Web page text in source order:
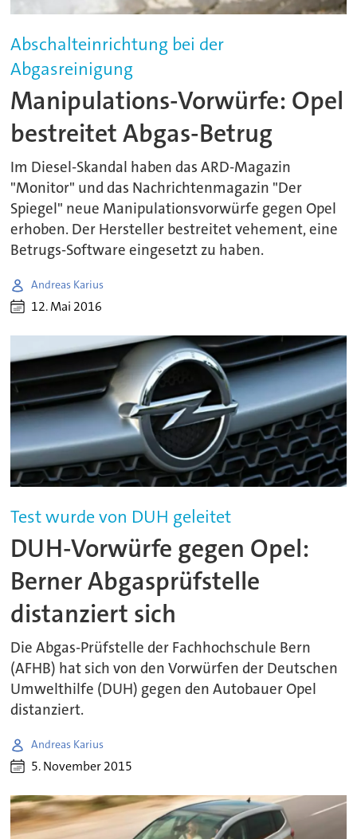
Abschalteinrichtung bei der
Abgasreinigung
Manipulations-Vorwürfe: Opel
bestreitet Abgas-Betrug
Im Diesel-Skandal haben das ARD-Magazin
"Monitor" und das Nachrichtenmagazin "Der
Spiegel" neue Manipulationsvorwürfe gegen Opel
erhoben. Der Hersteller bestreitet vehement, eine
Betrugs-Software eingesetzt zu haben.
Andreas Karius
12. Mai 2016
Test wurde von DUH geleitet
DUH-Vorwürfe gegen Opel:
Berner Abgasprüfstelle
distanziert sich
Die Abgas-Prüfstelle der Fachhochschule Bern
(AFHB) hat sich von den Vorwürfen der Deutschen
Umwelthilfe (DUH) gegen den Autobauer Opel
distanziert.
Andreas Karius
5. November 2015